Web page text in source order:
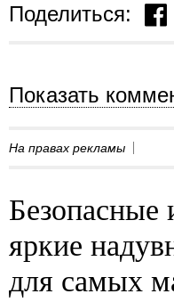
Поделиться:
Показать
На правах рекламы
Безопасные
яркие
для самых